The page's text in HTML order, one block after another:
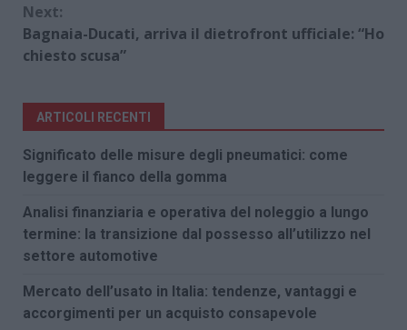
Next:
Bagnaia-Ducati, arriva il dietrofront ufficiale: “Ho
chiesto scusa”
ARTICOLI RECENTI
Significato delle misure degli pneumatici: come
leggere il fianco della gomma
Analisi finanziaria e operativa del noleggio a lungo
termine: la transizione dal possesso all’utilizzo nel
settore automotive
Mercato dell’usato in Italia: tendenze, vantaggi e
accorgimenti per un acquisto consapevole